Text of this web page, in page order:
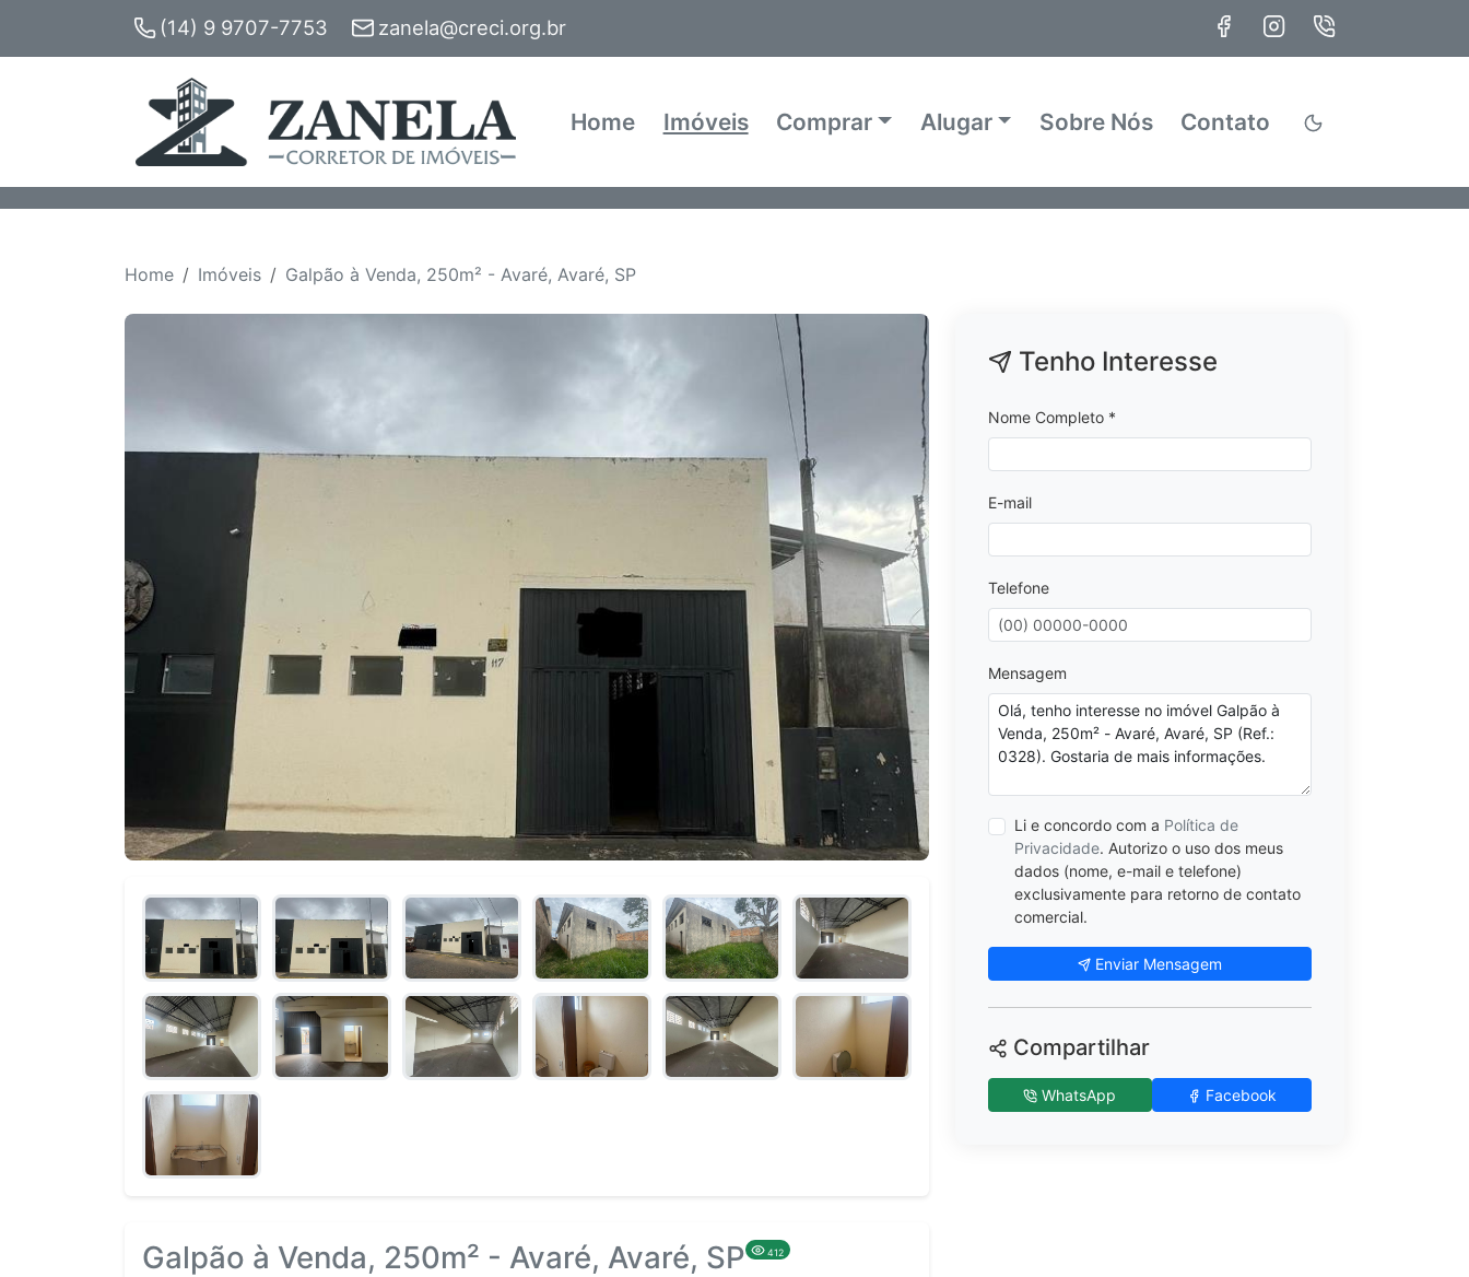
(14) 9 9707-7753 zanela@creci.org.br
Home Imóveis Comprar Alugar Sobre Nós Contato
Home Imóveis Galpão à Venda, 250m² - Avaré, Avaré, SP
Galpão à Venda, 250m² - Avaré, Avaré, SP 412
Tenho Interesse
Nome Completo *
E-mail
Telefone
Mensagem
Li e concordo com a Política de
Privacidade. Autorizo o uso dos meus
dados (nome, e-mail e telefone)
exclusivamente para retorno de contato
comercial.
Enviar Mensagem
Compartilhar
WhatsApp Facebook